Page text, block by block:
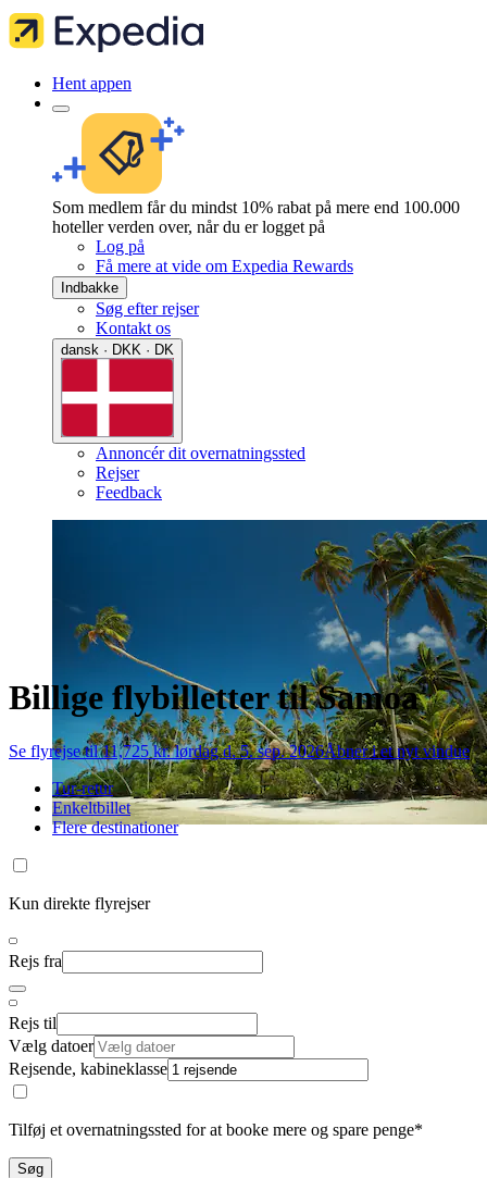
Hent appen
Som medlem får du mindst 10% rabat på mere end 100.000
hoteller verden over, når du er logget på
Log på
Få mere at vide om Expedia Rewards
Indbakke
Søg efter rejser
Kontakt os
dansk · DKK · DK
Annoncér dit overnatningssted
Rejser
Feedback
Billige flybilletter til Samoa
Se flyrejse til 11,725 kr. lørdag d. 5. sep. 2026Åbner i et nyt vindue
Tur-retur
Enkeltbillet
Flere destinationer
Kun direkte flyrejser
Rejs fra
Rejs til
Vælg datoer
Rejsende, kabineklasse
Tilføj et overnatningssted for at booke mere og spare penge*
Søg